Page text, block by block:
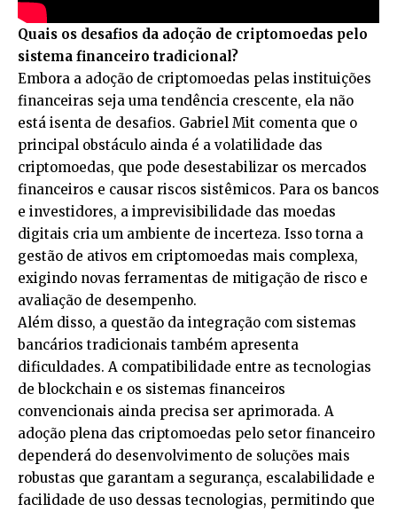
Quais os desafios da adoção de criptomoedas pelo
sistema financeiro tradicional?
Embora a adoção de criptomoedas pelas instituições
financeiras seja uma tendência crescente, ela não
está isenta de desafios. Gabriel Mit comenta que o
principal obstáculo ainda é a volatilidade das
criptomoedas, que pode desestabilizar os mercados
financeiros e causar riscos sistêmicos. Para os bancos
e investidores, a imprevisibilidade das moedas
digitais cria um ambiente de incerteza. Isso torna a
gestão de ativos em criptomoedas mais complexa,
exigindo novas ferramentas de mitigação de risco e
avaliação de desempenho.
Além disso, a questão da integração com sistemas
bancários tradicionais também apresenta
dificuldades. A compatibilidade entre as tecnologias
de blockchain e os sistemas financeiros
convencionais ainda precisa ser aprimorada. A
adoção plena das criptomoedas pelo setor financeiro
dependerá do desenvolvimento de soluções mais
robustas que garantam a segurança, escalabilidade e
facilidade de uso dessas tecnologias, permitindo que